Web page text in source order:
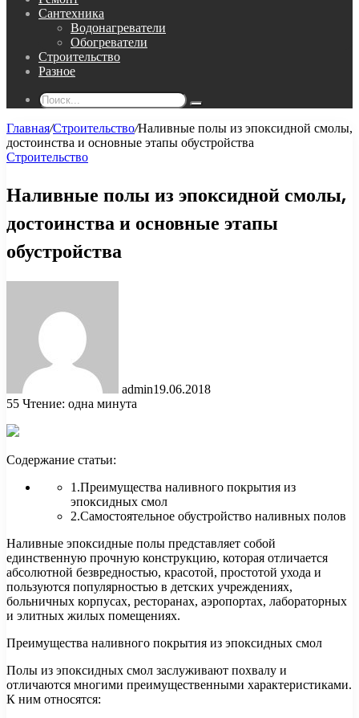
Сантехника
Водонагреватели
Обогреватели
Строительство
Разное
Поиск...
Главная/Строительство/Наливные полы из эпоксидной смолы,
достоинства и основные этапы обустройства
Строительство
Наливные полы из эпоксидной смолы,
достоинства и основные этапы
обустройства
admin19.06.2018
55 Чтение: одна минута
Содержание статьи:
1.Преимущества наливного покрытия из
эпоксидных смол
2.Самостоятельное обустройство наливных полов
Наливные эпоксидные полы представляет собой
единственную прочную конструкцию, которая отличается
абсолютной безвредностью, красотой, простотой ухода и
пользуются популярностью в детских учреждениях,
больничных корпусах, ресторанах, аэропортах, лабораторных
и элитных жилых помещениях.
Преимущества наливного покрытия из эпоксидных смол
Полы из эпоксидных смол заслуживают похвалу и
отличаются многими преимущественными характеристиками.
К ним относятся: